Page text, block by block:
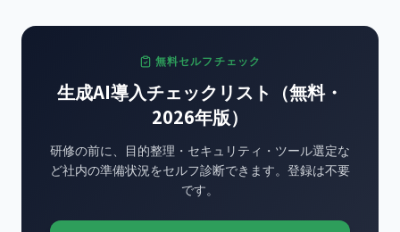
無料セルフチェック
生成AI導入チェックリスト（無料・
2026年版）
研修の前に、目的整理・セキュリティ・ツール選定な
ど社内の準備状況をセルフ診断できます。登録は不要
です。